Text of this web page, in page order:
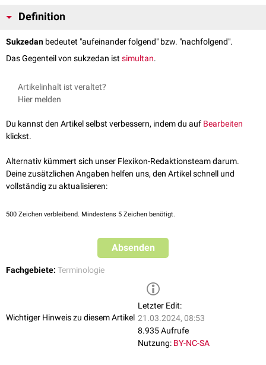
Definition
Sukzedan bedeutet "aufeinander folgend" bzw. "nachfolgend".
Das Gegenteil von sukzedan istsimultan.
Artikelinhalt ist veraltet?
Hier melden
Du kannst den Artikel selbst verbessern, indem du auf Bearbeiten
klickst.
Alternativ kümmert sich unser Flexikon-Redaktionsteam darum.
Deine zusätzlichen Angaben helfen uns, den Artikel schnell und
vollständig zu aktualisieren:
500 Zeichen verbleibend. Mindestens 5 Zeichen benötigt.
Absenden
Fachgebiete: Terminologie
Wichtiger Hinweis zu diesem Artikel
Letzter Edit:
21.03.2024, 08:53
8.935 Aufrufe
Nutzung: BY-NC-SA